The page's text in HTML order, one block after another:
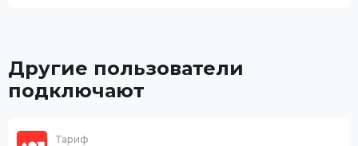
Другие пользователи
подключают
Тариф